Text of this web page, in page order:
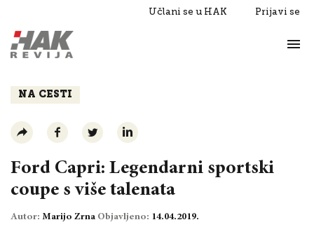
Učlani se u HAK Prijavi se
Razgovori
NA CESTI
Ford Capri: Legendarni sportski
coupe s više talenata
Autor: Marijo Zrna Objavljeno: 14.04.2019.